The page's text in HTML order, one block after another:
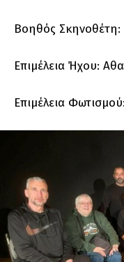
Βοηθός
Επιμέλεια Ήχου:
Επιμέλεια